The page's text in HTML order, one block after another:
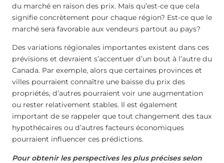
du marché en raison des prix. Mais qu’est-ce que cela
signifie concrètement pour chaque région? Est-ce que le
marché sera favorable aux vendeurs partout au pays?
Des variations régionales importantes existent dans ces
prévisions et devraient s’accentuer d’un bout à l’autre du
Canada. Par exemple, alors que certaines provinces et
villes pourraient connaître une baisse du prix des
propriétés, d’autres pourraient voir une augmentation
ou rester relativement stables. Il est également
important de se rappeler que tout changement des taux
hypothécaires ou d’autres facteurs économiques
pourraient influencer ces prédictions.
Pour obtenir les perspectives les plus précises selon